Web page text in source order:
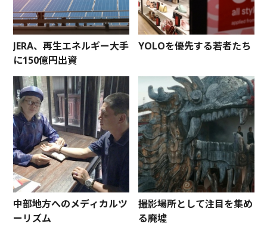
JERA、再生エネルギー大手
に150億円出資
YOLOを優先する若者たち
中部地方へのメディカルツ
ーリズム
撮影場所として注目を集め
る廃墟